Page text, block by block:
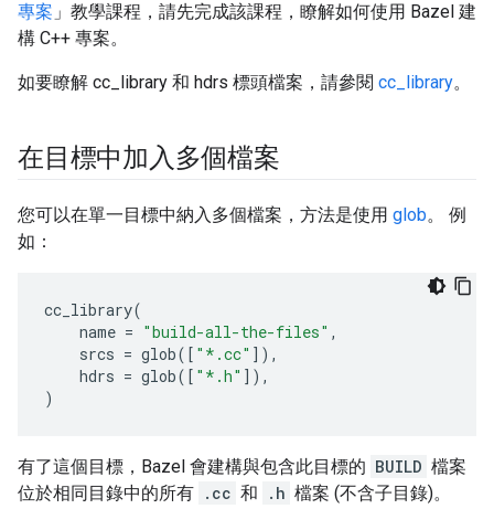
專案 」教學課程，請先完成該課程，瞭解如何使用 Bazel 建
構 C++ 專案。
如要瞭解 cc_library 和 hdrs 標頭檔案，請參閱 cc_library。
在目標中加入多個檔案
您可以在單一目標中納入多個檔案，方法是使用 glob。 例
如：
cc_library(
name = "build-all-the-files" ,
srcs = glob([ "*.cc" ]),
hdrs = glob([ "*.h" ]),
)
有了這個目標，Bazel 會建構與包含此目標的 BUILD 檔案
位於相同目錄中的所有 .cc 和 .h 檔案 (不含子目錄)。